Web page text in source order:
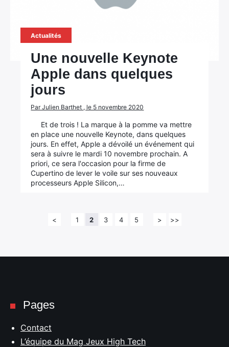
Actualités
Une nouvelle Keynote
Apple dans quelques
jours
Par Julien Barthet , le 5 novembre 2020
Et de trois ! La marque à la pomme va mettre
en place une nouvelle Keynote, dans quelques
jours. En effet, Apple a dévoilé un événement qui
sera à suivre le mardi 10 novembre prochain. A
priori, ce sera l'occasion pour la firme de
Cupertino de lever le voile sur ses nouveaux
processeurs Apple Silicon,…
< 1 2 3 4 5 > >>
Pages
Contact
L’équipe du Mag Jeux High Tech